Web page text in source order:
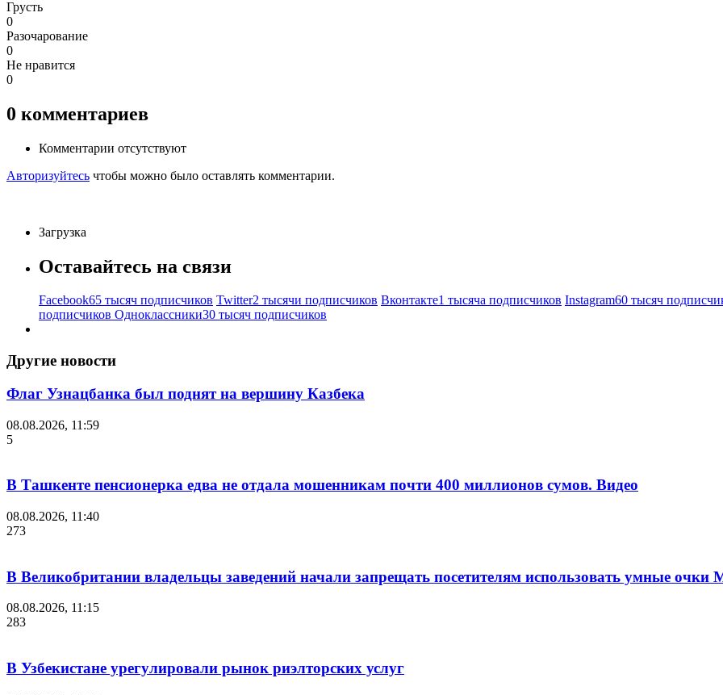
Грусть
0
Разочарование
0
Не нравится
0
0 комментариев
Комментарии отсутствуют
Авторизуйтесь чтобы можно было оставлять комментарии.
Загрузка
Оставайтесь на связи
Facebook65 тысяч подписчиков Twitter2 тысячи подписчиков Вконтакте1 тысяча подписчиков Instagram60 тысяч
подписчиков Одноклассники30 тысяч подписчиков
Другие новости
Флаг Узнацбанка был поднят на вершину Казбека
08.08.2026, 11:59
5
В Ташкенте пенсионерка едва не отдала мошенникам почти 400 миллионов сумов. Видео
08.08.2026, 11:40
273
В Великобритании владельцы заведений начали запрещать посетителям использовать умные очки
08.08.2026, 11:15
283
В Узбекистане урегулировали рынок риэлторских услуг